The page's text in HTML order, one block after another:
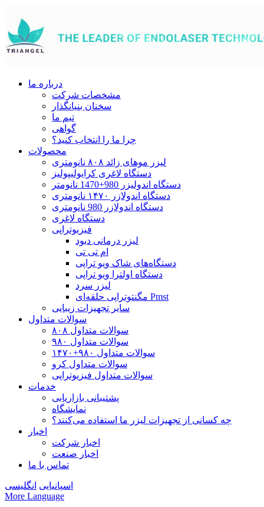
درباره ما
مشخصات شرکت
سخنان بنیانگذار
تیم ما
گواهی
چرا ما را انتخاب کنید؟
محصولات
لیزر موهای زائد ۸۰۸ نانومتری
دستگاه لاغری کرایولیپولیز
دستگاه اندولیزر 980+1470 نانومتر
دستگاه اندولازر ۱۴۷۰ نانومتری
دستگاه اندولازر 980 نانومتری
دستگاه لاغری
فیزیوتراپی
لیزر درمانی دیود
ام تی تی
دستگاه‌های شاک ویو تراپی
دستگاه اولترا ویو تراپی
لیزر سرد
مگنتوتراپی حلقه‌ای Pmst
سایر تجهیزات زیبایی
سوالات متداول
سوالات متداول ۸۰۸
سوالات متداول ۹۸۰
سوالات متداول ۹۸۰+۱۴۷۰
سوالات متداول کرو
سوالات متداول فیزیوتراپی
خدمات
پشتیبانی بازاریابی
نمایشگاه
چه کسانی از تجهیزات لیزر ما استفاده می‌کنند؟
اخبار
اخبار شرکت
اخبار صنعت
تماس با ما
اسپانیایی انگلیسی
More Language